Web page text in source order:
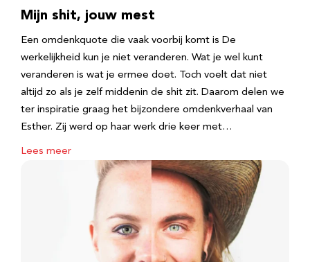
Mijn shit, jouw mest
Een omdenkquote die vaak voorbij komt is De
werkelijkheid kun je niet veranderen. Wat je wel kunt
veranderen is wat je ermee doet. Toch voelt dat niet
altijd zo als je zelf middenin de shit zit. Daarom delen we
ter inspiratie graag het bijzondere omdenkverhaal van
Esther. Zij werd op haar werk drie keer met…
Lees meer